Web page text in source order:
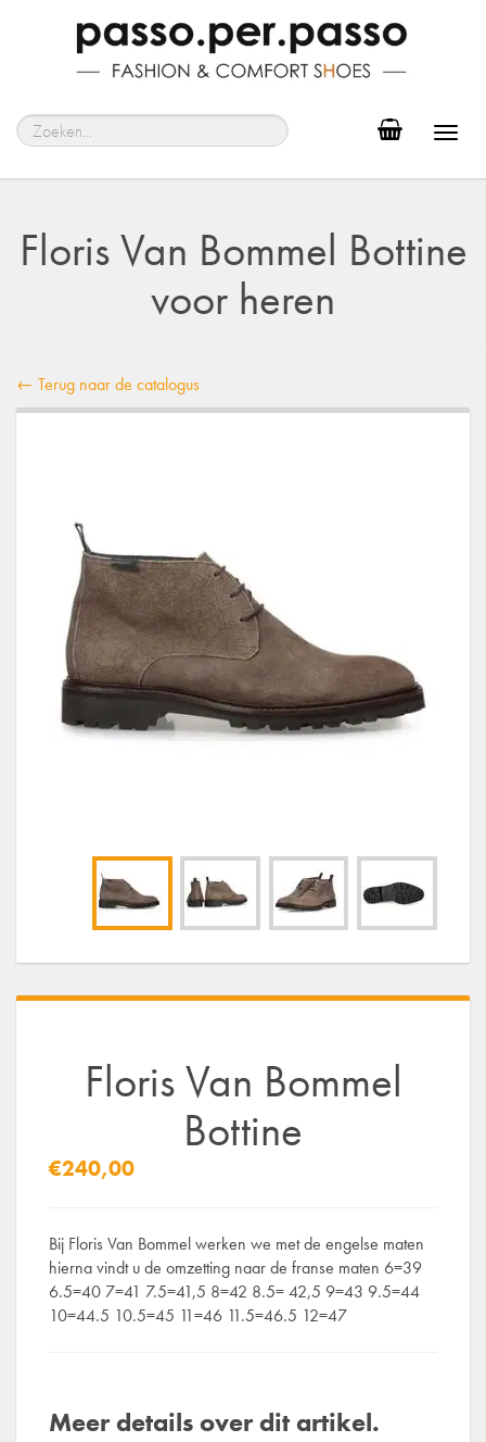
Floris Van Bommel Bottine
voor heren
← Terug naar de catalogus
Floris Van Bommel
Bottine
€240,00
Bij Floris Van Bommel werken we met de engelse maten
hierna vindt u de omzetting naar de franse maten 6=39
6.5=40 7=41 7.5=41,5 8=42 8.5= 42,5 9=43 9.5=44
10=44.5 10.5=45 11=46 11.5=46.5 12=47
Meer details over dit artikel.